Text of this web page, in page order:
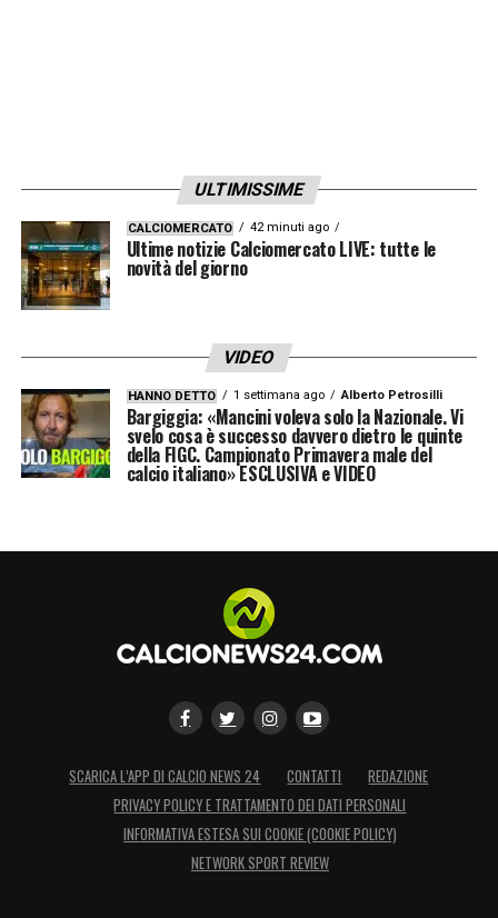
ULTIMISSIME
CALCIOMERCATO 42 minuti ago
Ultime notizie Calciomercato LIVE: tutte le
novità del giorno
VIDEO
HANNO DETTO 1 settimana ago Alberto Petrosilli
Bargiggia: «Mancini voleva solo la Nazionale. Vi
svelo cosa è successo davvero dietro le quinte
della FIGC. Campionato Primavera male del
calcio italiano» ESCLUSIVA e VIDEO
SCARICA L’APP DI CALCIO NEWS 24 CONTATTI
REDAZIONE
PRIVACY POLICY E TRATTAMENTO DEI DATI PERSONALI
INFORMATIVA ESTESA SUI COOKIE (COOKIE POLICY)
NETWORK SPORT REVIEW